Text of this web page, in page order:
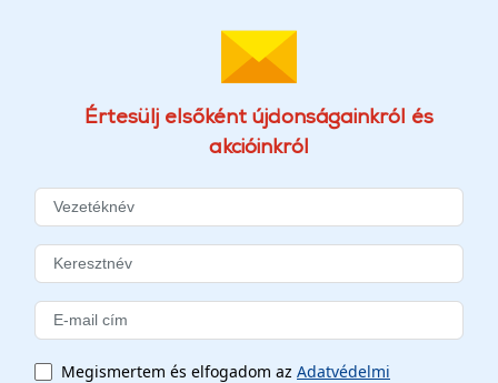
Értesülj elsőként újdonságainkról és
akcióinkról
Megismertem és elfogadom az Adatvédelmi